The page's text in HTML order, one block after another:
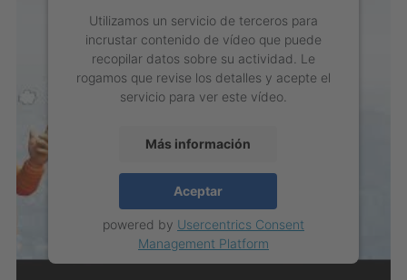
Utilizamos un servicio de terceros para
incrustar contenido de vídeo que puede
recopilar datos sobre su actividad. Le
rogamos que revise los detalles y acepte el
servicio para ver este vídeo.
Más información
Aceptar
powered by Usercentrics Consent
Management Platform